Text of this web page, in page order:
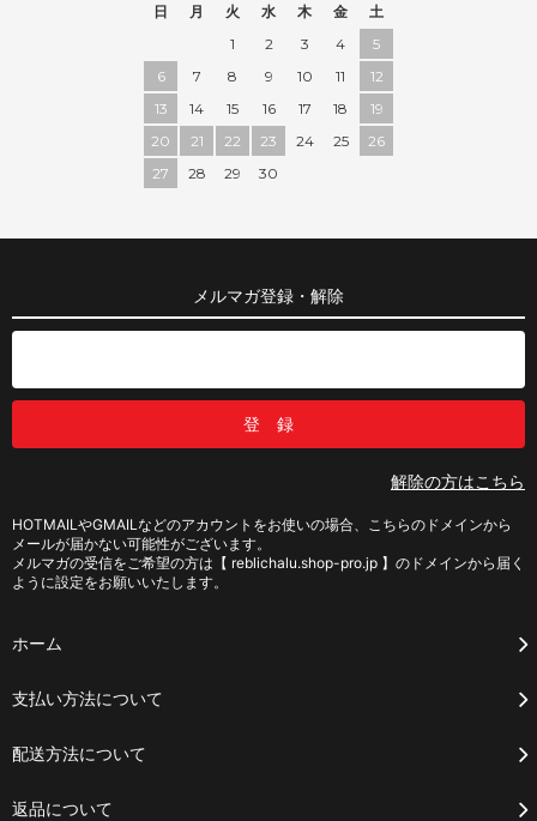
日
月 火 水 木 金
土
1
2 3 4
5
6
7 8 9 10 11
12
13
14 15 16 17 18
19
20
21 22 23 24 25
26
27
28 29 30
メルマガ登録・解除
解除の方はこちら
HOTMAILやGMAILなどのアカウントをお使いの場合、こちらのドメインから
メールが届かない可能性がございます。
メルマガの受信をご希望の方は【 reblichalu.shop-pro.jp 】のドメインから届く
ように設定をお願いいたします。
ホーム
支払い方法について
配送方法について
返品について